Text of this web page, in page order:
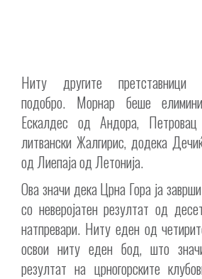
Ниту другите
подобро. Морнарбеше
Ескалдес од Андора, Петровац
литвански Жалгирис, додека
од Лиепаја од Летонија.
Ова значи дека Црна Гора ја
со неверојатен резултат од
натпревари. Ниту еден од
освои ниту еден бод, што
резултат на црногорските